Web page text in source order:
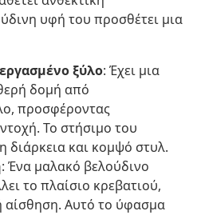
υφή του προσθέτει μια
ξύλο: Έχει μια
δομή από
προσφέροντας
Το στήσιμο του
διάρκεια και κομψό στυλ.
: Ένα μαλακό βελούδινο
το πλαίσιο κρεβατιού,
αίσθηση. Αυτό το ύφασμα